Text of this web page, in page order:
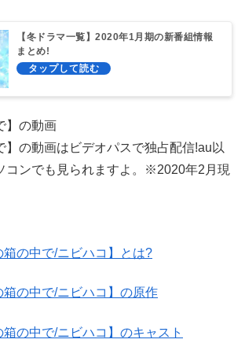
【冬ドラマ一覧】2020年1月期の新番組情報
まとめ!
】の動画
】の動画はビデオパスで独占配信!au以
コンでも見られますよ。※2020年2月現
箱の中で/ニビハコ】とは?
箱の中で/ニビハコ】の原作
箱の中で/ニビハコ】のキャスト